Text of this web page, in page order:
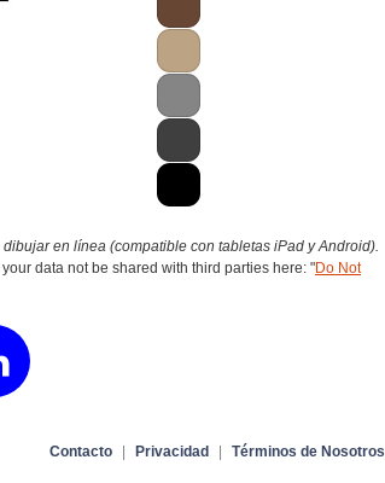
en línea (compatible con tabletas iPad y Android).
data not be shared with third parties here: "Do Not
Contacto | Privacidad | Términos de Nosotros